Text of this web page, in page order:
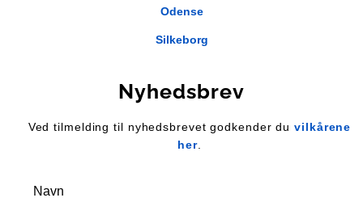
Odense
Silkeborg
Nyhedsbrev
Ved tilmelding til nyhedsbrevet godkender duvilkårene
her.
Navn